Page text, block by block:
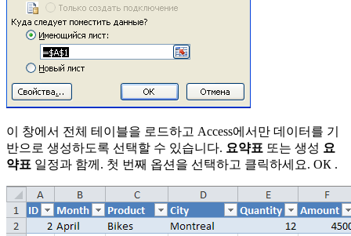
이 창에서 전체 테이블을 로드하고 Access에서만 데이터를 기
반으로 생성하도록 선택할 수 있습니다. 요약표 또는 생성 요
약표 일정과 함께. 첫 번째 옵션을 선택하고 클릭하세요. ОК .